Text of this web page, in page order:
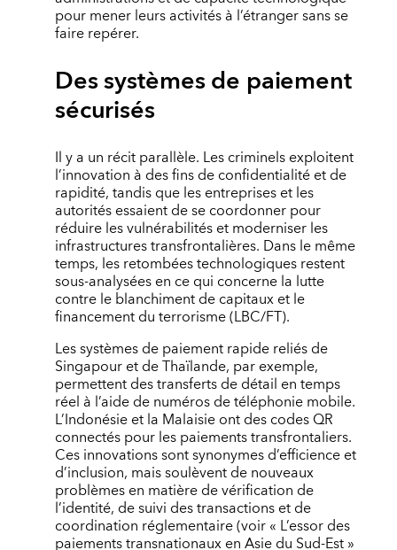
pour mener leurs activités à l’étranger sans se
faire repérer.
Des systèmes de paiement
sécurisés
Il y a un récit parallèle. Les criminels exploitent
l’innovation à des fins de confidentialité et de
rapidité, tandis que les entreprises et les
autorités essaient de se coordonner pour
réduire les vulnérabilités et moderniser les
infrastructures transfrontalières. Dans le même
temps, les retombées technologiques restent
sous-analysées en ce qui concerne la lutte
contre le blanchiment de capitaux et le
financement du terrorisme (LBC/FT).
Les systèmes de paiement rapide reliés de
Singapour et de Thaïlande, par exemple,
permettent des transferts de détail en temps
réel à l’aide de numéros de téléphonie mobile.
L’Indonésie et la Malaisie ont des codes QR
connectés pour les paiements transfrontaliers.
Ces innovations sont synonymes d’efficience et
d’inclusion, mais soulèvent de nouveaux
problèmes en matière de vérification de
l’identité, de suivi des transactions et de
coordination réglementaire (voir « L’essor des
paiements transnationaux en Asie du Sud-Est »